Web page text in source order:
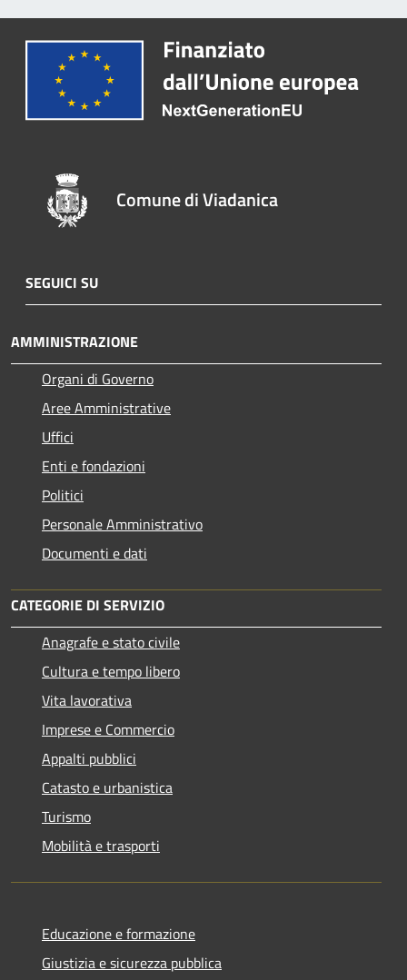
Comune di Viadanica
SEGUICI SU
AMMINISTRAZIONE
Organi di Governo
Aree Amministrative
Uffici
Enti e fondazioni
Politici
Personale Amministrativo
Documenti e dati
CATEGORIE DI SERVIZIO
Anagrafe e stato civile
Cultura e tempo libero
Vita lavorativa
Imprese e Commercio
Appalti pubblici
Catasto e urbanistica
Turismo
Mobilità e trasporti
Educazione e formazione
Giustizia e sicurezza pubblica